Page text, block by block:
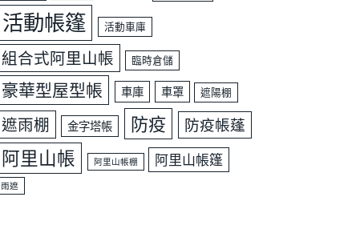
活動帳篷 活動車庫
組合式阿里山帳 臨時倉儲
豪華型屋型帳 車庫 車罩 遮陽棚
遮雨棚 金字塔帳 防疫 防疫帳蓬
阿里山帳 阿里山帳棚 阿里山帳篷
雨遮